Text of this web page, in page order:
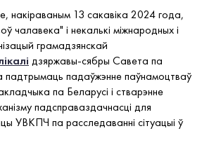
накіраваным 13 сакавіка 2024 года,
чалавека" і некалькі міжнародных і
грамадзянскай
дзяржавы-сябры Савета па
падтрымаць падаўжэнне паўнамоцтваў
па Беларусі і стварэнне
падсправаздачнасці для
УВКПЧ па расследаванні сітуацыі ў